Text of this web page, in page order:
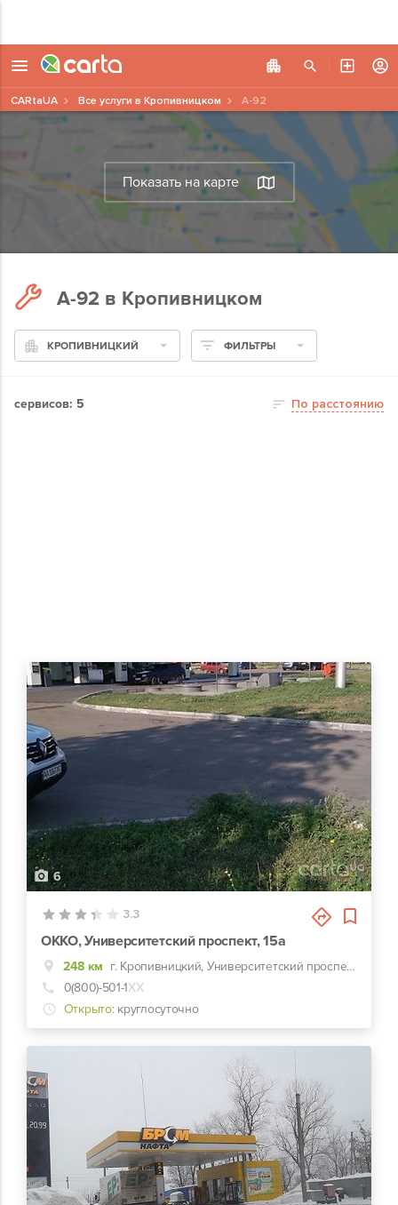
Показать на карте
CARtaUA Все услуги в Кропивницком А-92
А-92 в Кропивницком
КРОПИВНИЦКИЙ ФИЛЬТРЫ
сервисов: 5 По расстоянию
6
3.3
ОККО, Университетский проспект, 15а
248 км
г. Кропивницкий, Университетский проспект, 15а
0(800)-501-1ХХ
Открыто: круглосуточно